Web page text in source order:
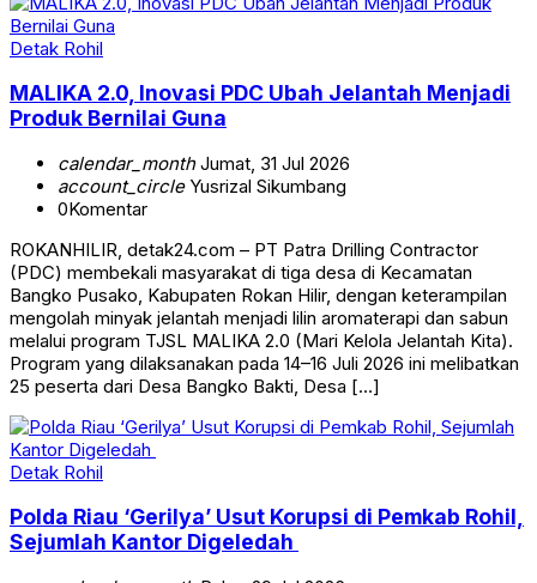
Detak Rohil
MALIKA 2.0, Inovasi PDC Ubah Jelantah Menjadi
Produk Bernilai Guna
calendar_monthJumat, 31 Jul 2026
account_circleYusrizal Sikumbang
0Komentar
ROKANHILIR, detak24.com – PT Patra Drilling Contractor
(PDC) membekali masyarakat di tiga desa di Kecamatan
Bangko Pusako, Kabupaten Rokan Hilir, dengan keterampilan
mengolah minyak jelantah menjadi lilin aromaterapi dan sabun
melalui program TJSL MALIKA 2.0 (Mari Kelola Jelantah Kita).
Program yang dilaksanakan pada 14–16 Juli 2026 ini melibatkan
25 peserta dari Desa Bangko Bakti, Desa […]
Detak Rohil
Polda Riau ‘Gerilya’ Usut Korupsi di Pemkab Rohil,
Sejumlah Kantor Digeledah